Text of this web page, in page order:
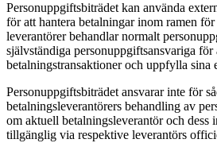
Personuppgiftsbiträdet kan använda
för att hantera betalningar inom ramen för
leverantörer behandlar normalt
självständiga personuppgiftsansvariga för
betalningstransaktioner och uppfylla sina
Personuppgiftsbiträdet ansvarar inte för
betalningsleverantörers behandling av
om aktuell betalningsleverantör och dess
tillgänglig via respektive leverantörs